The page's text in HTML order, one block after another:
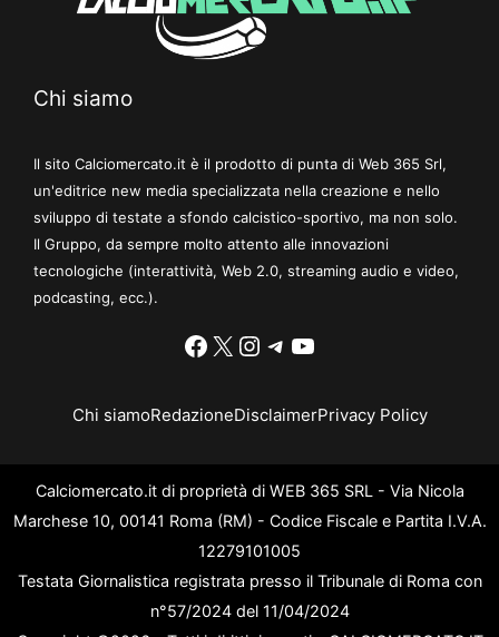
Chi siamo
Il sito Calciomercato.it è il prodotto di punta di Web 365 Srl,
un'editrice new media specializzata nella creazione e nello
sviluppo di testate a sfondo calcistico-sportivo, ma non solo.
Il Gruppo, da sempre molto attento alle innovazioni
tecnologiche (interattività, Web 2.0, streaming audio e video,
podcasting, ecc.).
Facebook
X Instagram
Telegram
YouTube
Chi siamoRedazioneDisclaimerPrivacy Policy
Calciomercato.it di proprietà di WEB 365 SRL - Via Nicola
Marchese 10, 00141 Roma (RM) - Codice Fiscale e Partita I.V.A.
12279101005
Testata Giornalistica registrata presso il Tribunale di Roma con
n°57/2024 del 11/04/2024